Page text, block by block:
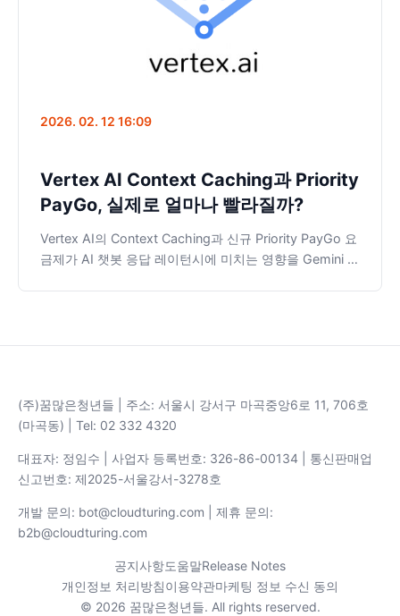
2026. 02. 12 16:09
Vertex AI Context Caching과 Priority
PayGo, 실제로 얼마나 빨라질까?
Vertex AI의 Context Caching과 신규 Priority PayGo 요
금제가 AI 챗봇 응답 레이턴시에 미치는 영향을 Gemini 3
(주)꿈많은청년들 | 주소: 서울시 강서구 마곡중앙6로 11, 706호
(마곡동) | Tel: 02 332 4320
대표자: 정임수 | 사업자 등록번호: 326-86-00134 | 통신판매업
신고번호: 제2025-서울강서-3278호
개발 문의: bot@cloudturing.com | 제휴 문의:
b2b@cloudturing.com
공지사항도움말Release Notes
개인정보 처리방침이용약관마케팅 정보 수신 동의
© 2026 꿈많은청년들. All rights reserved.